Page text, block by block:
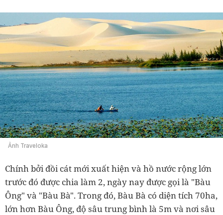
Ảnh Traveloka
Chính bởi đồi cát mới xuất hiện và hồ nước rộng lớn
trước đó được chia làm 2, ngày nay được gọi là "Bàu
Ông" và "Bàu Bà". Trong đó, Bàu Bà có diện tích 70ha,
lớn hơn Bàu Ông, độ sâu trung bình là 5m và nơi sâu